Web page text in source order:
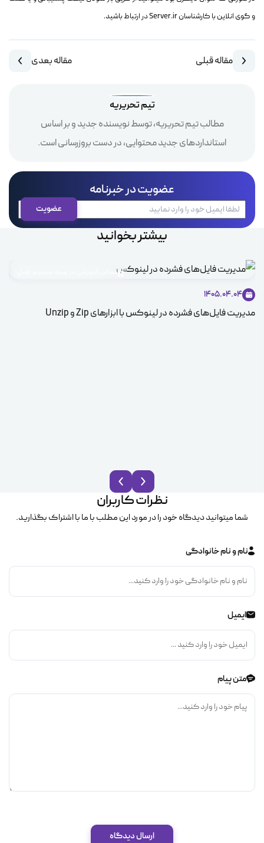
و گوی انلاین با کارشناسان Server.ir در ارتباط باشید.
مقاله قبلی مقاله بعدی
تیم تحریریه
مطالب تیم تحریریه، توسط نویسنده جدید و بر اساس
استانداردهای جدید محتوایی، در دست بروزرسانی است.
عضویت در خبرنامه
بیشتر بخوانید
مطالب آموزشی در زمینه سیستم عامل
1405.04.04
مدیریت فایل‌های فشرده در لینوکس با ابزارهای Zip و Unzip
نظرات کاربران
شما میتوانید دیدگاه خود را در مورد این مطلب با ما با اشتراک بگذارید.
نام و نام خانوادگی
ایمیل
متن پیام
ارسال دیدگاه